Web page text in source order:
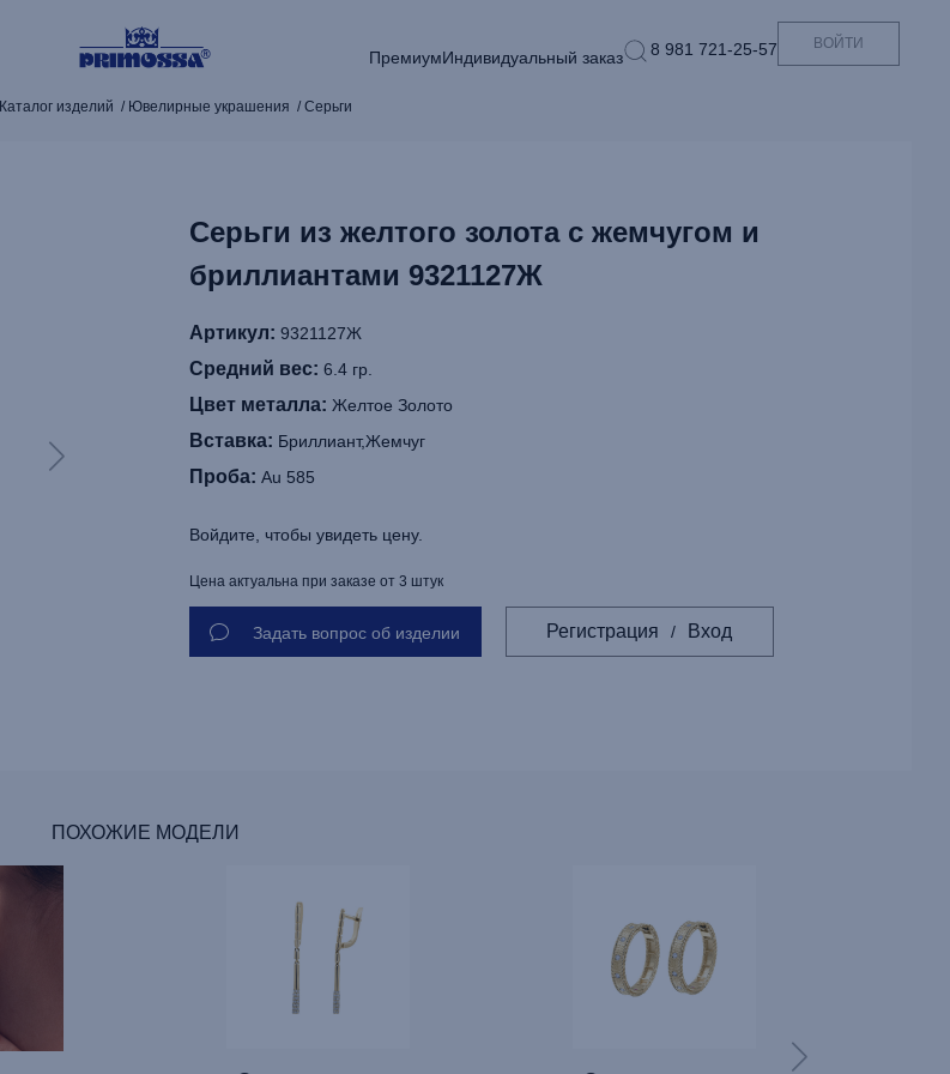
ПремиумИндивидуальный заказ 8 981 721-25-57 ВОЙТИ
Каталог изделий Ювелирные украшения Серьги
Серьги из желтого золота с жемчугом и
бриллиантами 9321127Ж
Артикул: 9321127Ж
Средний вес: 6.4 гр.
Цвет металла: Желтое Золото
Вставка: Бриллиант,Жемчуг
Проба: Au 585
Войдите, чтобы увидеть цену.
Цена актуальна при заказе от 3 штук
Задать вопрос об изделии Регистрация / Вход
ПОХОЖИЕ МОДЕЛИ